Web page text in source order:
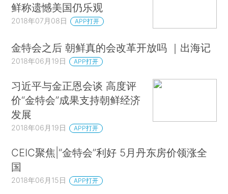
鲜称遗憾美国仍乐观
2018年07月08日 APP打开
金特会之后 朝鲜真的会改革开放吗 ｜出海记
2018年06月19日 APP打开
习近平与金正恩会谈 高度评
价“金特会”成果支持朝鲜经济
发展
2018年06月19日 APP打开
CEIC聚焦|“金特会”利好 5月丹东房价领涨全
国
2018年06月15日 APP打开